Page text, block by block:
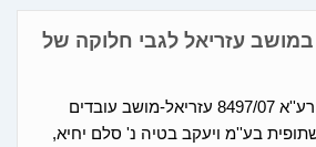
עזריאל לגבי חלוקה של
בבית המשפט העליון רע''א 8497/07 עזריאל-מושב עובדים
בע''מ ויעקב בטיה נ' סלם יחיא,